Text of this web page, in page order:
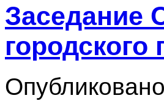
Заседание
городского